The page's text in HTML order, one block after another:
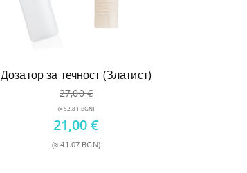
Дозатор за течност (Златист)
27,00€
(≈ 52.81 BGN)
Original
price
was:
21,00€
(≈ 41.07 BGN)